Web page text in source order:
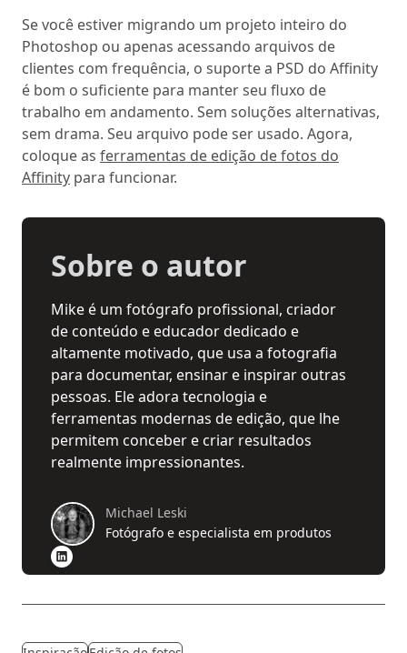
Se você estiver migrando um projeto inteiro do
Photoshop ou apenas acessando arquivos de
clientes com frequência, o suporte a PSD do Affinity
é bom o suficiente para manter seu fluxo de
trabalho em andamento. Sem soluções alternativas,
sem drama. Seu arquivo pode ser usado. Agora,
coloque as ferramentas de edição de fotos do
Affinity para funcionar.
Sobre o autor
Mike é um fotógrafo profissional, criador
de conteúdo e educador dedicado e
altamente motivado, que usa a fotografia
para documentar, ensinar e inspirar outras
pessoas. Ele adora tecnologia e
ferramentas modernas de edição, que lhe
permitem conceber e criar resultados
realmente impressionantes.
Michael Leski
Fotógrafo e especialista em produtos